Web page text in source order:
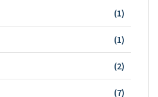
(1)
(1)
(2)
(7)